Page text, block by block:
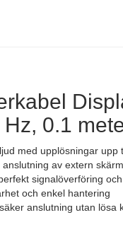
0.1
med upplösningar upp
av extern skärm
signalöverföring
och enkel hantering
anslutning utan lösa